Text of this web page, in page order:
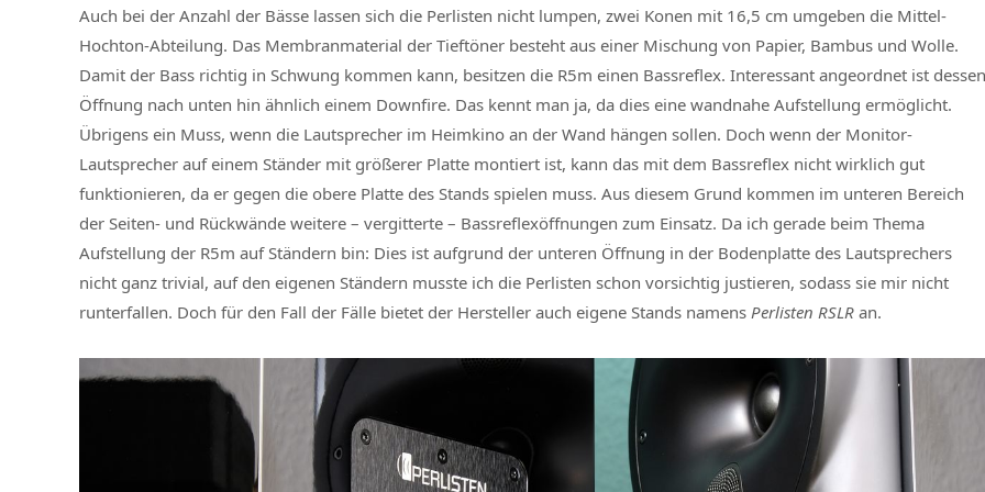
Auch bei der Anzahl der Bässe lassen sich die Perlisten nicht lumpen, zwei Konen mit 16,5 cm umgeben die Mittel-
Hochton-Abteilung. Das Membranmaterial der Tieftöner besteht aus einer Mischung von Papier, Bambus und Wolle.
Damit der Bass richtig in Schwung kommen kann, besitzen die R5m einen Bassreflex. Interessant angeordnet ist dessen
Öffnung nach unten hin ähnlich einem Downfire. Das kennt man ja, da dies eine wandnahe Aufstellung ermöglicht.
Übrigens ein Muss, wenn die Lautsprecher im Heimkino an der Wand hängen sollen. Doch wenn der Monitor-
Lautsprecher auf einem Ständer mit größerer Platte montiert ist, kann das mit dem Bassreflex nicht wirklich gut
funktionieren, da er gegen die obere Platte des Stands spielen muss. Aus diesem Grund kommen im unteren Bereich
der Seiten- und Rückwände weitere – vergitterte – Bassreflexöffnungen zum Einsatz. Da ich gerade beim Thema
Aufstellung der R5m auf Ständern bin: Dies ist aufgrund der unteren Öffnung in der Bodenplatte des Lautsprechers
nicht ganz trivial, auf den eigenen Ständern musste ich die Perlisten schon vorsichtig justieren, sodass sie mir nicht
runterfallen. Doch für den Fall der Fälle bietet der Hersteller auch eigene Stands namens Perlisten RSLR an.